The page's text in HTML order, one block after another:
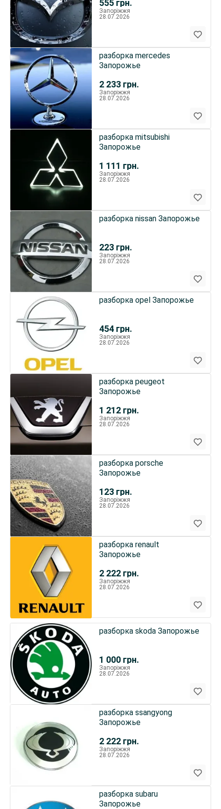
555 грн.
Запоріжжя
28.07.2026
2 233 грн.
разборка mercedes
Запорожье
Запоріжжя
28.07.2026
1 111 грн.
разборка mitsubishi
Запорожье
Запоріжжя
28.07.2026
223 грн.
разборка nissan Запорожье
Запоріжжя
28.07.2026
454 грн.
разборка opel Запорожье
Запоріжжя
28.07.2026
1 212 грн.
разборка peugeot
Запорожье
Запоріжжя
28.07.2026
123 грн.
разборка porsche
Запорожье
Запоріжжя
28.07.2026
2 222 грн.
разборка renault
Запорожье
Запоріжжя
28.07.2026
1 000 грн.
разборка skoda Запорожье
Запоріжжя
28.07.2026
2 222 грн.
разборка ssangyong
Запорожье
Запоріжжя
28.07.2026
разборка subaru
Запорожье